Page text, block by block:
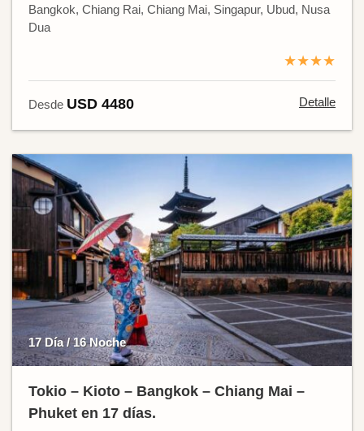
Bangkok, Chiang Rai, Chiang Mai, Singapur, Ubud, Nusa
Dua
★★★★
Desde USD 4480 Detalle
17 Día / 16 Noche
Tokio – Kioto – Bangkok – Chiang Mai –
Phuket en 17 días.